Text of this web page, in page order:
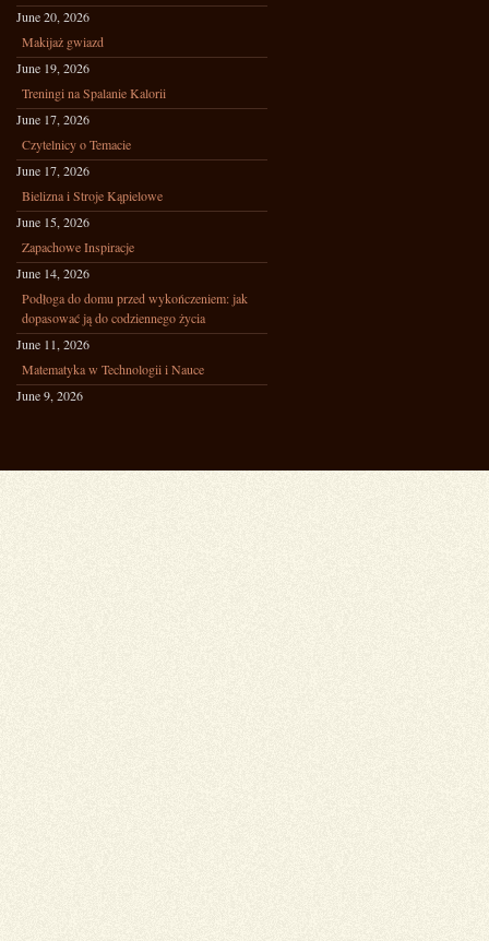
June 20, 2026
Makijaż gwiazd
June 19, 2026
Treningi na Spalanie Kalorii
June 17, 2026
Czytelnicy o Temacie
June 17, 2026
Bielizna i Stroje Kąpielowe
June 15, 2026
Zapachowe Inspiracje
June 14, 2026
Podłoga do domu przed wykończeniem: jak
dopasować ją do codziennego życia
June 11, 2026
Matematyka w Technologii i Nauce
June 9, 2026